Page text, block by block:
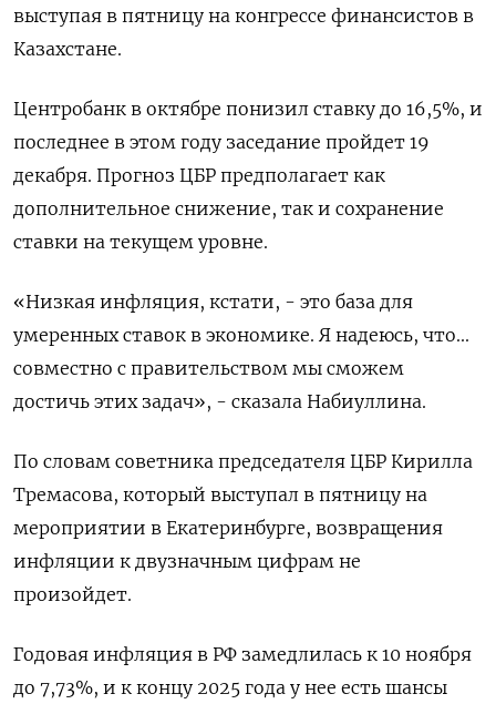
выступая в пятницу на конгрессе финансистов в
Казахстане​​​.
Центробанк в октябре понизил ставку до 16,5%, и
последнее в этом году заседание пройдет 19
декабря. Прогноз ЦБР предполагает как
дополнительное снижение, так и сохранение
ставки на текущем уровне.
«Низкая инфляция, кстати, - это база для
умеренных ставок в экономике. Я надеюсь, что...
совместно с правительством мы сможем
достичь этих задач», - сказала Набиуллина.
По словам советника председателя ЦБР Кирилла
Тремасова, который выступал в пятницу на
мероприятии в Екатеринбурге, возвращения
инфляции к двузначным цифрам не
произойдет.
Годовая инфляция в РФ замедлилась к 10 ноября
до 7,73%, и к концу 2025 года у нее есть шансы